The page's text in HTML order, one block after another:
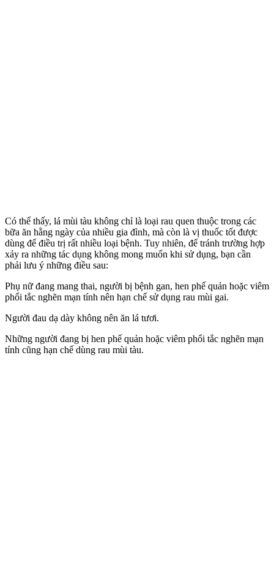
Có thể thấy, lá mùi tàu không chỉ là loại rau quen thuộc trong các
bữa ăn hằng ngày của nhiều gia đình, mà còn là vị thuốc tốt được
dùng để điều trị rất nhiều loại bệnh. Tuy nhiên, để tránh trường hợp
xảy ra những tác dụng không mong muốn khi sử dụng, bạn cần
phải lưu ý những điều sau:
Phụ nữ đang mang thai, người bị bệnh gan, hen phế quản hoặc viêm
phổi tắc nghẽn mạn tính nên hạn chế sử dụng rau mùi gai.
Người đau dạ dày không nên ăn lá tươi.
Những người đang bị hen phế quản hoặc viêm phổi tắc nghẽn mạn
tính cũng hạn chế dùng rau mùi tàu.